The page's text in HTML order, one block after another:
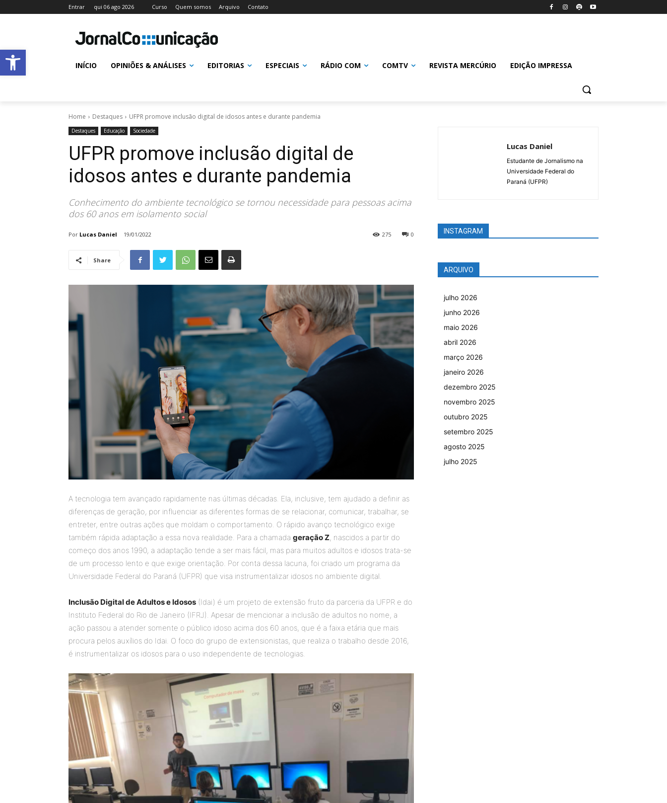
Abrir a barra de ferramentas
Entrar qui 06 ago 2026 Curso Quem somos Arquivo Contato
INÍCIO OPINIÕES & ANÁLISES EDITORIAS ESPECIAIS RÁDIO COM COMTV REVISTA MERCÚRIO EDIÇÃO IMPRESSA
Home Destaques UFPR promove inclusão digital de idosos antes e durante pandemia
Destaques Educação Sociedade
UFPR promove inclusão digital de
idosos antes e durante pandemia
Conhecimento do ambiente tecnológico se tornou necessidade para pessoas acima
dos 60 anos em isolamento social
Por Lucas Daniel 19/01/2022 0
275
Share
A tecnologia tem avançado rapidamente nas últimas décadas. Ela, inclusive, tem ajudado a definir as
diferenças de geração, por influenciar as diferentes formas de se relacionar, comunicar, trabalhar, se
entreter, entre outras ações que moldam o comportamento. O rápido avanço tecnológico exige
também rápida adaptação a essa nova realidade. Para a chamada geração Z, nascidos a partir do
começo dos anos 1990, a adaptação tende a ser mais fácil, mas para muitos adultos e idosos trata-se
de um processo lento e que exige orientação. Por conta dessa lacuna, foi criado um programa da
Universidade Federal do Paraná (UFPR) que visa instrumentalizar idosos no ambiente digital.
Inclusão Digital de Adultos e Idosos (Idai) é um projeto de extensão fruto da parceria da UFPR e do
Instituto Federal do Rio de Janeiro (IFRJ). Apesar de mencionar a inclusão de adultos no nome, a
ação passou a atender somente o público idoso acima dos 60 anos, que é a faixa etária que mais
procura pelos auxílios do Idai. O foco do grupo de extensionistas, que realiza o trabalho desde 2016,
é instrumentalizar os idosos para o uso independente de tecnologias.
Lucas Daniel
Estudante de Jornalismo na
Universidade Federal do
Paraná (UFPR)
INSTAGRAM
ARQUIVO
julho 2026
junho 2026
maio 2026
abril 2026
março 2026
janeiro 2026
dezembro 2025
novembro 2025
outubro 2025
setembro 2025
agosto 2025
julho 2025